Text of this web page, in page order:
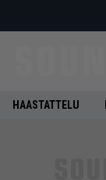
HAASTATTELU